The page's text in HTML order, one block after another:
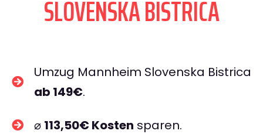
SLOVENSKA BISTRICA
Umzug Mannheim Slovenska Bistrica
ab 149€.
⌀ 113,50€ Kosten sparen.